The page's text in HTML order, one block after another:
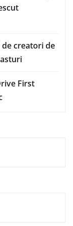
de creatori de
First